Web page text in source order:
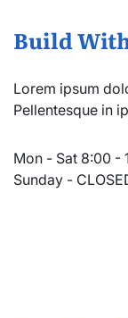
Build
Lorem ipsum
Pellentesque in
Mon - Sat 8:00 -
Sunday -